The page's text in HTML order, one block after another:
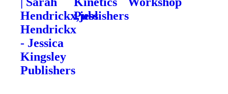
Hendrickx,jess
Hendrickx
- Jessica
Kingsley
Publishers
Publishers